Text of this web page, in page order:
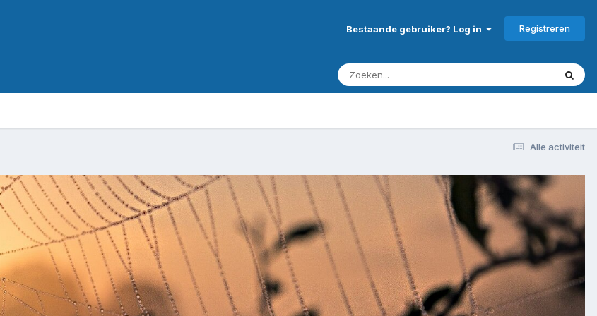
Bestaande gebruiker? Log in Registreren
Alle activiteit